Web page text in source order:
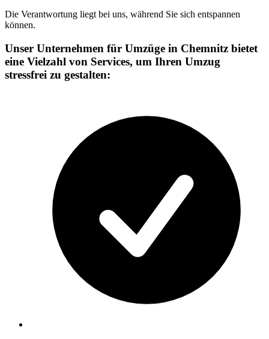
Die Verantwortung liegt bei uns, während Sie sich entspannen
können.
Unser Unternehmen für Umzüge in Chemnitz bietet
eine Vielzahl von Services, um Ihren Umzug
stressfrei zu gestalten: